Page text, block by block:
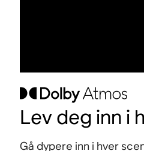
Lev deg inn i
Gå dypere inn i hver